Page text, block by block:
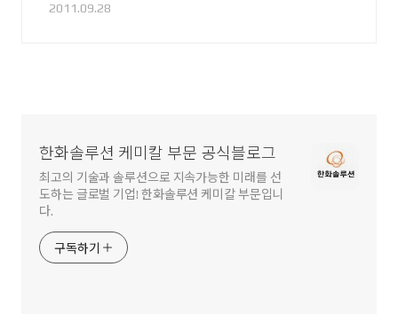
2011.09.28
한화솔루션 케미칼 부문 공식블로그
최고의 기술과 솔루션으로 지속가능한 미래를 선
도하는 글로벌 기업! 한화솔루션 케미칼 부문입니
다.
구독하기